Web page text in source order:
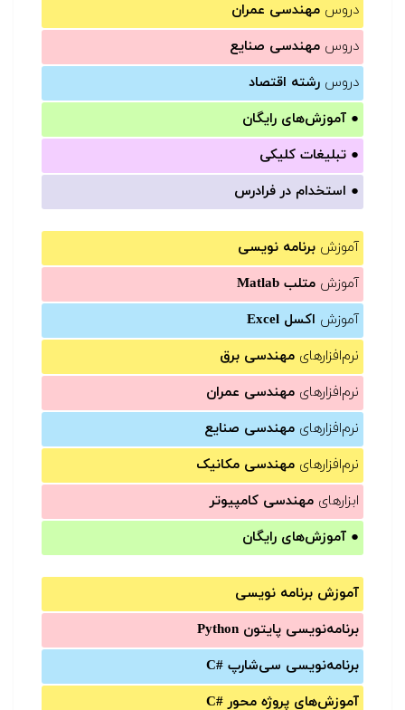
دروس مهندسی عمران
دروس مهندسی صنایع
دروس رشته اقتصاد
● آموزش‌های رایگان
● تبلیغات کلیکی
● استخدام در فرادرس
آموزش برنامه نویسی
آموزش متلب Matlab
آموزش اکسل Excel
نرم‌افزارهای مهندسی برق
نرم‌افزارهای مهندسی عمران
نرم‌افزارهای مهندسی صنایع
نرم‌افزارهای مهندسی مکانیک
ابزارهای مهندسی کامپیوتر
● آموزش‌های رایگان
آموزش برنامه نویسی
برنامه‌نویسی پایتون Python
برنامه‌‌نویسی سی‌شارپ C#‎
آموزش‌های پروژه محور #C